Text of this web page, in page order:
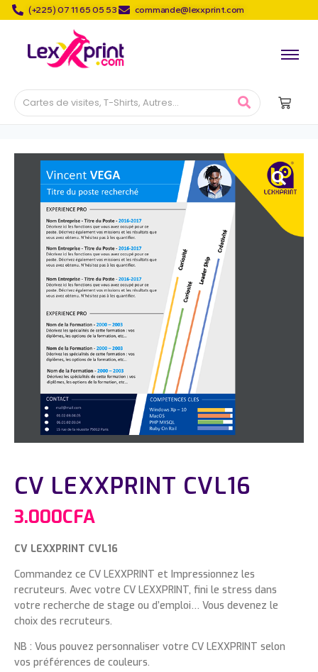
(+225) 07 11 65 05 53 commande@lexxprint.com
CV LEXXPRINT CVL16
3.000CFA
CV LEXXPRINT CVL16
Commandez ce CV LEXXPRINT et Impressionnez les
recruteurs. Avec votre CV LEXXPRINT, fini le stress dans
votre recherche de stage ou d’emploi… Vous devenez le
choix des recruteurs.
NB : Vous pouvez personnaliser votre CV LEXXPRINT selon
vos préférences de couleurs.